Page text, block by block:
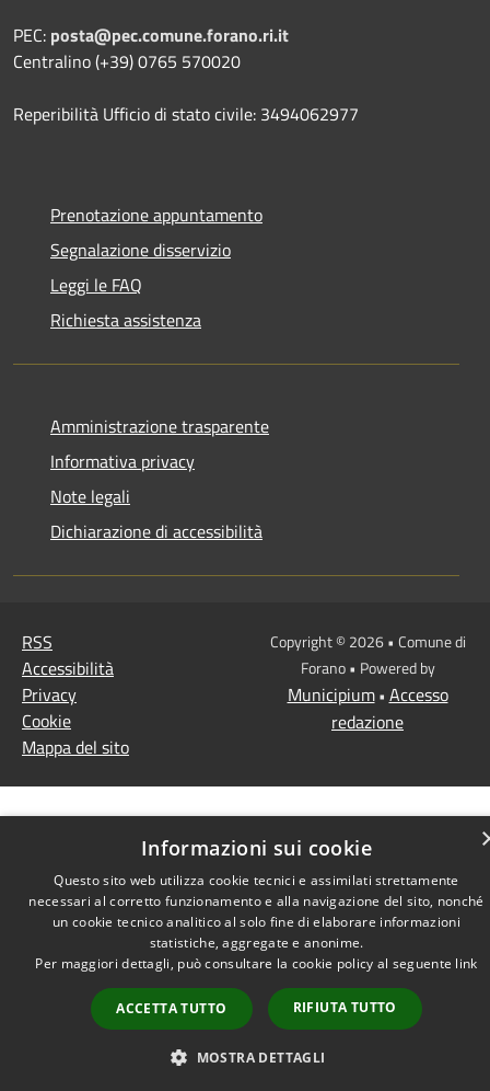
PEC: posta@pec.comune.forano.ri.it
Centralino (+39) 0765 570020
Reperibilità Ufficio di stato civile: 3494062977
Prenotazione appuntamento
Segnalazione disservizio
Leggi le FAQ
Richiesta assistenza
Amministrazione trasparente
Informativa privacy
Note legali
Dichiarazione di accessibilità
RSS
Accessibilità
Privacy
Cookie
Mappa del sito
Copyright © 2026 • Comune di
Forano • Powered by
Municipium• Accesso
redazione
Informazioni sui cookie
Questo sito web utilizza cookie tecnici e assimilati strettamente
necessari al corretto funzionamento e alla navigazione del sito, nonché
un cookie tecnico analitico al solo fine di elaborare informazioni
statistiche, aggregate e anonime.
Per maggiori dettagli, può consultare la cookie policy al seguente link
ACCETTA TUTTO RIFIUTA TUTTO
MOSTRA DETTAGLI